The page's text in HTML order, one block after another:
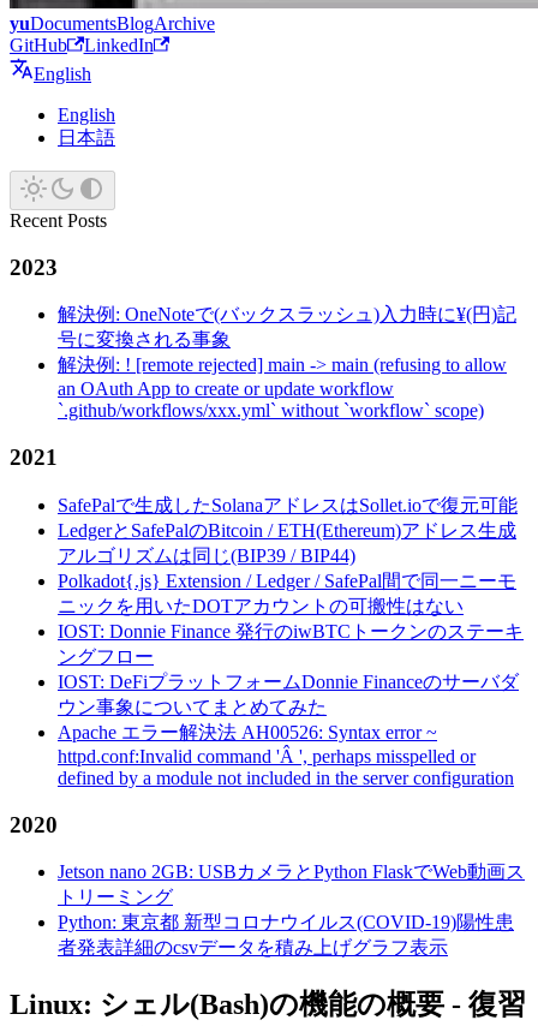
yuDocumentsBlogArchive
GitHub
LinkedIn
English
English
日本語
Recent Posts
2023
解決例: OneNoteで(バックスラッシュ)入力時に¥(円)記
号に変換される事象
解決例: ! [remote rejected] main -> main (refusing to allow
an OAuth App to create or update workflow
`.github/workflows/xxx.yml` without `workflow` scope)
2021
SafePalで生成したSolanaアドレスはSollet.ioで復元可能
LedgerとSafePalのBitcoin / ETH(Ethereum)アドレス生成
アルゴリズムは同じ(BIP39 / BIP44)
Polkadot{.js} Extension / Ledger / SafePal間で同一ニーモ
ニックを用いたDOTアカウントの可搬性はない
IOST: Donnie Finance 発行のiwBTCトークンのステーキ
ングフロー
IOST: DeFiプラットフォームDonnie Financeのサーバダ
ウン事象についてまとめてみた
Apache エラー解決法 AH00526: Syntax error ~
httpd.conf:Invalid command 'Â ', perhaps misspelled or
defined by a module not included in the server configuration
2020
Jetson nano 2GB: USBカメラとPython FlaskでWeb動画ス
トリーミング
Python: 東京都 新型コロナウイルス(COVID-19)陽性患
者発表詳細のcsvデータを積み上げグラフ表示
Linux: シェル(Bash)の機能の概要 - 復習